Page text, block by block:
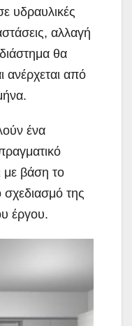
υδραυλικές
αλλαγή
θα
ανέρχεται από
ένα
με βάση το
σχεδιασμό της
έργου.